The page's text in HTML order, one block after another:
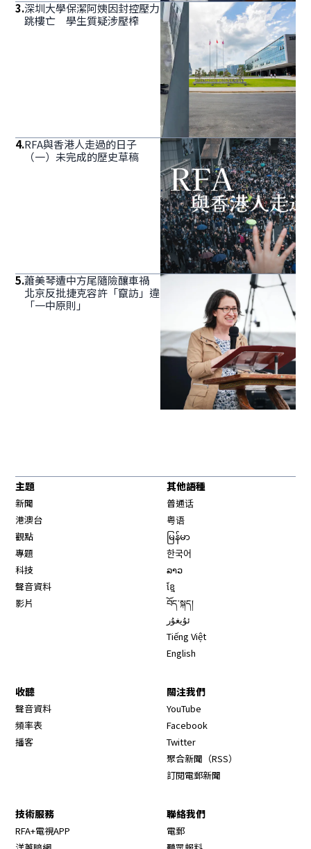
3.深圳大學保潔阿姨因封控壓力
跳樓亡 學生質疑涉壓榨
4.RFA與香港人走過的日子
（一）未完成的歷史草稿
5.蕭美琴遭中方尾隨險釀車禍
北京反批捷克容許「竄訪」違
「一中原則」
主題
新聞
港澳台
觀點
專題
科技
聲音資料
影片
其他語種
普通话
粤语
မြန်မာ
한국어
ລາວ
ខ្មែ
བོད་སྐད།
ئۇيغۇر
Tiếng Việt
English
收聽
聲音資料
頻率表
播客
關注我們
YouTube
Facebook
Twitter
聚合新聞（RSS）
訂閱電郵新聞
技術服務
RFA+電視APP
聯絡我們
電郵